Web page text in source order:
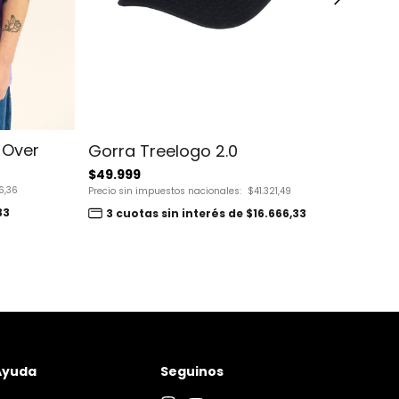
Gorra Treelogo 2.0
$49.999
Precio sin impuestos nacionales: $41.321,49
3 cuotas sin interés de $16.666,33
Seguinos